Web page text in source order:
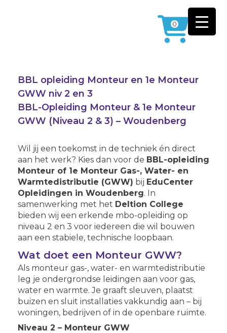
0
BBL opleiding Monteur en 1e Monteur
GWW niv 2 en 3
BBL-Opleiding Monteur & 1e Monteur
GWW (Niveau 2 & 3) – Woudenberg
Wil jij een toekomst in de techniek én direct
aan het werk? Kies dan voor de BBL-opleiding
Monteur of 1e Monteur Gas-, Water- en
Warmtedistributie (GWW) bij EduCenter
Opleidingen in Woudenberg. In
samenwerking met het Deltion College
bieden wij een erkende mbo-opleiding op
niveau 2 en 3 voor iedereen die wil bouwen
aan een stabiele, technische loopbaan.
Wat doet een Monteur GWW?
Als monteur gas-, water- en warmtedistributie
leg je ondergrondse leidingen aan voor gas,
water en warmte. Je graaft sleuven, plaatst
buizen en sluit installaties vakkundig aan – bij
woningen, bedrijven of in de openbare ruimte.
Niveau 2 – Monteur GWW